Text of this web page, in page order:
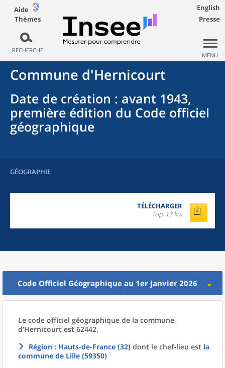
Aide
Thèmes
RECHERCHE
English
Presse
MENU
Commune d'Hernicourt
Date de création : avant 1943,
première édition du Code officiel
géographique
GÉOGRAPHIE
TÉLÉCHARGER
(zip, 13 ko)
Code Officiel Géographique au 1er janvier 2026
Le code officiel géographique de la commune
d'Hernicourt est 62442.
Région : Hauts-de-France (32) dont le chef-lieu est la
commune de Lille (59350)